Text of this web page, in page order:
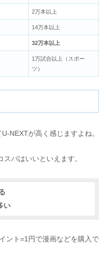
2万本以上
14万本以上
32万本以上
1万試合以上（スポー
ツ）
NEXTが高く感じますよね。
パはいいといえます。
い
ント=1円で漫画などを購入で